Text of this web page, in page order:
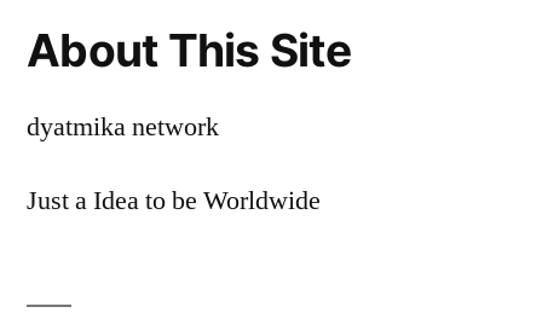
About This Site
dyatmika network
Just a Idea to be Worldwide